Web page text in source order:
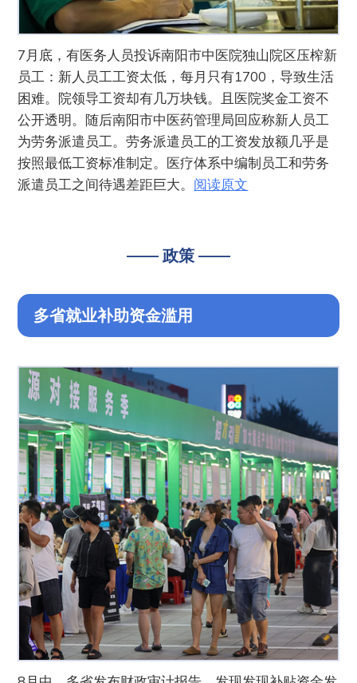
7月底，有医务人员投诉南阳市中医院独山院区压榨新
员工：新人员工工资太低，每月只有1700，导致生活
困难。院领导工资却有几万块钱。且医院奖金工资不
公开透明。随后南阳市中医药管理局回应称新人员工
为劳务派遣员工。劳务派遣员工的工资发放额几乎是
按照最低工资标准制定。医疗体系中编制员工和劳务
派遣员工之间待遇差距巨大。 阅读原文
—— 政策 ——
多省就业补助资金滥用